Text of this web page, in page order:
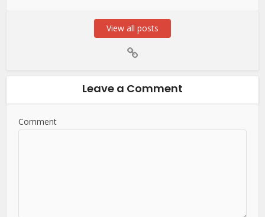
View all posts
Leave a Comment
Comment